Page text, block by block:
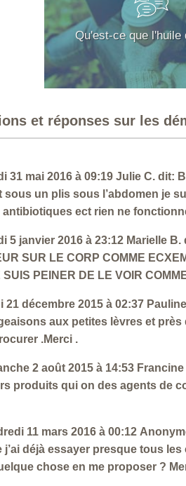
Qu'est-ce que l'huile
et réponses sur les
31 mai 2016 à 09:19 Julie C.
sous un plis sous l’abdomen je
antibiotiques ect rien ne
5 janvier 2016 à 23:12 Marielle
SUR LE CORP COMME
SUIS PEINER DE LE VOIR
21 décembre 2015 à 02:37
aux petites lèvres et
.Merci .
2 août 2015 à 14:53
produits qui on des agents de
11 mars 2016 à 00:12
j’ai déjà essayer presque tous
chose en me proposer ?